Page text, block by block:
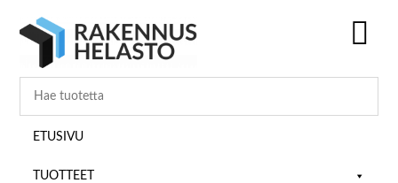
pääsisältöön
ensisijaiseen
alatunnisteeseen
ETUSIVU
TUOTTEET